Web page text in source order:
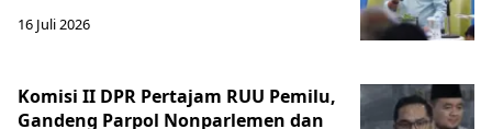
16 Juli 2026
Komisi II DPR Pertajam RUU Pemilu,
Gandeng Parpol Nonparlemen dan